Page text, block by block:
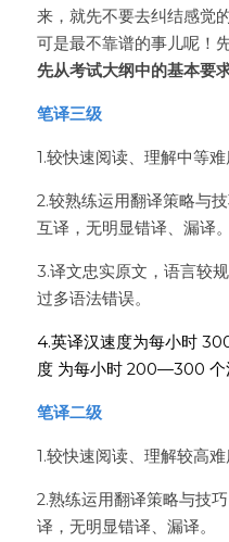
来，就先不要去纠结感觉
可是最不靠谱的事儿呢！
先从考试大纲中的基本要
笔译三级
1.较快速阅读、理解中等
2.较熟练运用翻译策略与
互译，无明显错译、漏译。
3.译文忠实原文，语言较
过多语法错误。
4.英译汉速度为每小时
度 为每小时 200—300 个
笔译二级
1.较快速阅读、理解较高
2.熟练运用翻译策略与技
译，无明显错译、漏译。